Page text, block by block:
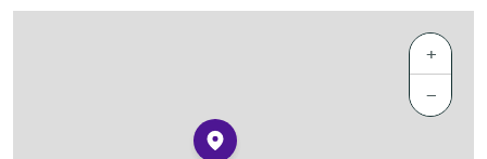
+
−